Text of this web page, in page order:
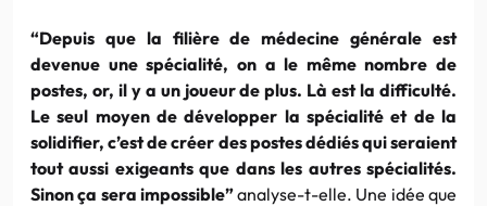
“Depuis que la filière de médecine générale est
devenue une spécialité, on a le même nombre de
postes, or, il y a un joueur de plus. Là est la difficulté.
Le seul moyen de développer la spécialité et de la
solidifier, c’est de créer des postes dédiés qui seraient
tout aussi exigeants que dans les autres spécialités.
Sinon ça sera impossible”analyse-t-elle. Une idée que